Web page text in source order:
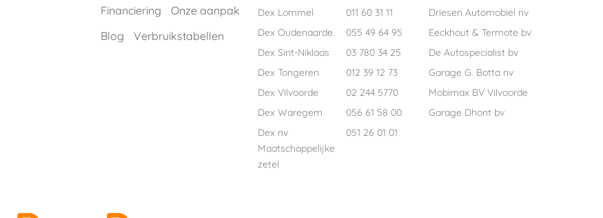
Financiering
Onze aanpak
Blog
Verbruikstabellen
Dex Lommel
011 60 31 11
Driesen Automobiel nv
Dex Oudenaarde
055 49 64 95
Eeckhout & Termote bv
Dex Sint-Niklaas
03 780 34 25
De Autospecialist bv
Dex Tongeren
012 39 12 73
Garage G. Botta nv
Dex Vilvoorde
02 244 5770
Mobimax BV Vilvoorde
Dex Waregem
056 61 58 00
Garage Dhont bv
Dex nv
Maatschappelijke
zetel
051 26 01 01